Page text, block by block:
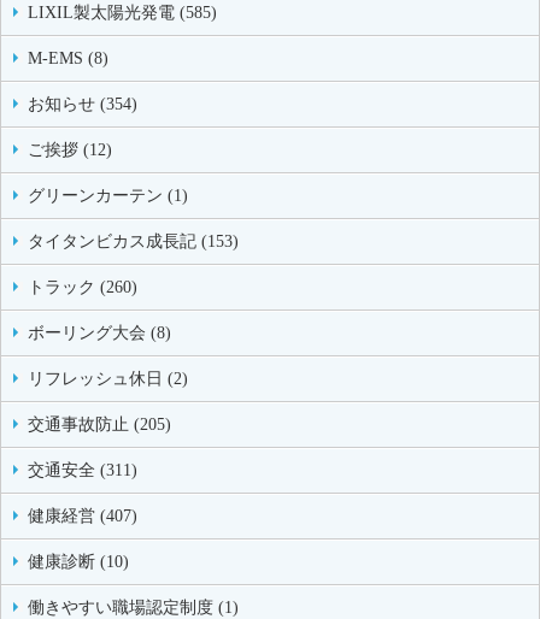
LIXIL製太陽光発電 (585)
M-EMS (8)
お知らせ (354)
ご挨拶 (12)
グリーンカーテン (1)
タイタンビカス成長記 (153)
トラック (260)
ボーリング大会 (8)
リフレッシュ休日 (2)
交通事故防止 (205)
交通安全 (311)
健康経営 (407)
健康診断 (10)
働きやすい職場認定制度 (1)